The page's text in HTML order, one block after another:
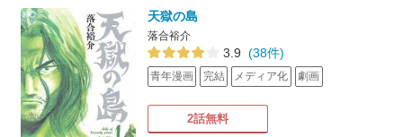
天獄の島
落合裕介
3.9 (38件)
青年漫画 完結 メディア化 劇画
2話無料